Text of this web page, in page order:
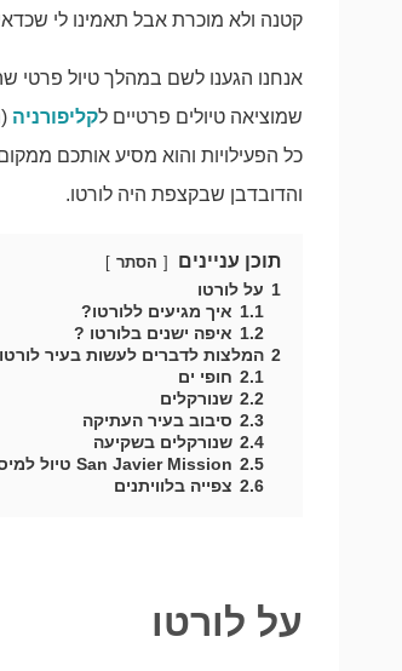
קטנה ולא מוכרת אבל תאמינו לי
אנחנו הגענו לשם במהלך טיול פרטי
שמוציאה טיולים פרטיים לקליפורניה
כל הפעילויות והוא מסיע אותכם
והדובדבן שבקצפת היה לורטו.
תוכן עניינים הסתר
1 על לורטו
1.1 איך מגיעים ללורטו?
1.2 איפה ישנים בלורטו ?
2 המלצות לדברים לעשות בעיר לורטו
2.1 חופי ים
2.2 שנורקלים
2.3 סיבוב בעיר העתיקה
2.4 שנורקלים בשקיעה
2.5 San Javier Mission טיול למיסיון סאן חביאר
2.6 צפייה בלוויתנים
על לורטו